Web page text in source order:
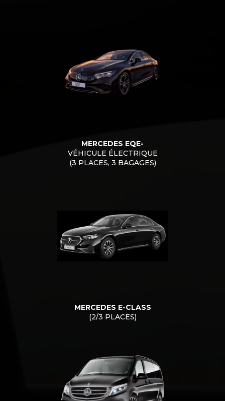
MERCEDES EQE-
VÉHICULE ÉLECTRIQUE
(3 PLACES, 3 BAGAGES)
MERCEDES E-CLASS
(2/3 PLACES)